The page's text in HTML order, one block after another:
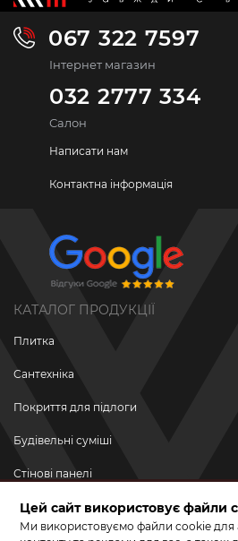
067 322 7597
Інтернет магазин
032 2777 334
Салон
Написати нам
Контактна інформація
КАТАЛОГ ПРОДУКЦІЇ
Плитка
Сантехніка
Покриття для підлоги
Будівельні суміші
Стінові панелі
Новинки
Цей сайт використовує файли
Ми використовуємо файли cookie для